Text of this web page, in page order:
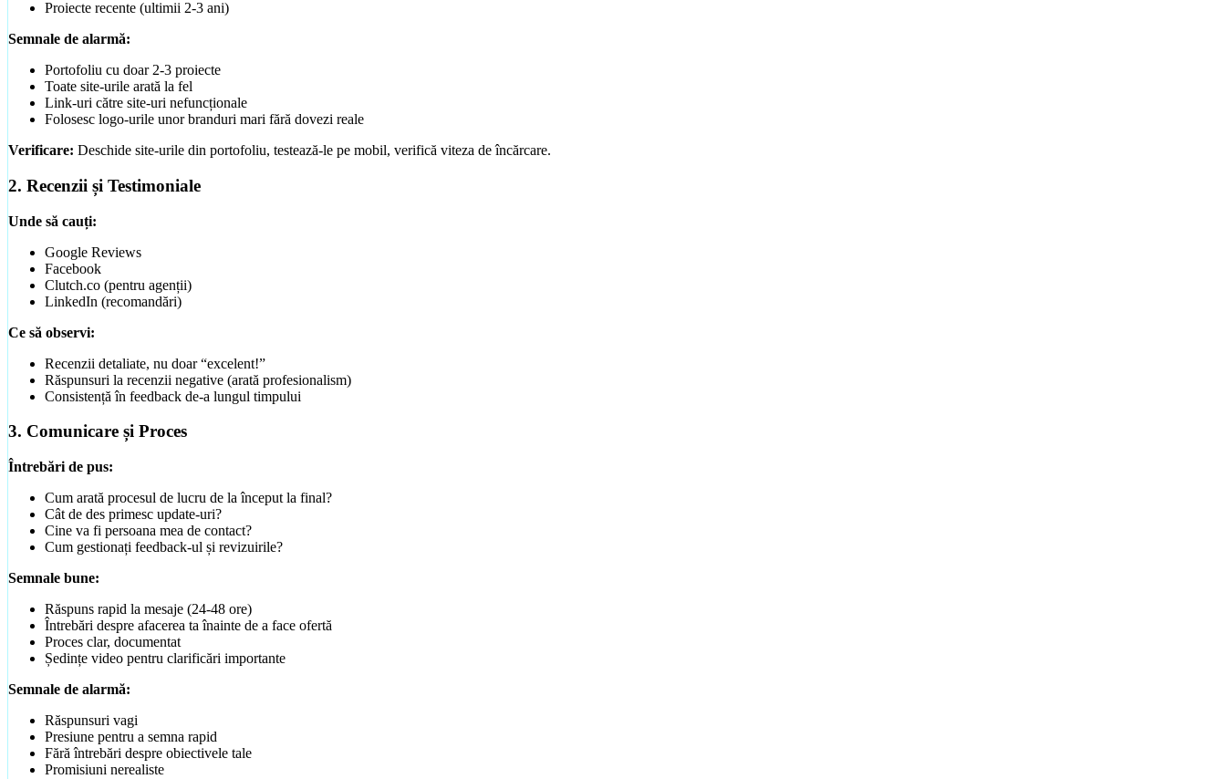
Proiecte recente (ultimii 2-3 ani)
Semnale de alarmă:
Portofoliu cu doar 2-3 proiecte
Toate site-urile arată la fel
Link-uri către site-uri nefuncționale
Folosesc logo-urile unor branduri mari fără dovezi reale
Verificare: Deschide site-urile din portofoliu, testează-le pe mobil, verifică viteza de încărcare.
2. Recenzii și Testimoniale
Unde să cauți:
Google Reviews
Facebook
Clutch.co (pentru agenții)
LinkedIn (recomandări)
Ce să observi:
Recenzii detaliate, nu doar “excelent!”
Răspunsuri la recenzii negative (arată profesionalism)
Consistență în feedback de-a lungul timpului
3. Comunicare și Proces
Întrebări de pus:
Cum arată procesul de lucru de la început la final?
Cât de des primesc update-uri?
Cine va fi persoana mea de contact?
Cum gestionați feedback-ul și revizuirile?
Semnale bune:
Răspuns rapid la mesaje (24-48 ore)
Întrebări despre afacerea ta înainte de a face ofertă
Proces clar, documentat
Ședințe video pentru clarificări importante
Semnale de alarmă:
Răspunsuri vagi
Presiune pentru a semna rapid
Fără întrebări despre obiectivele tale
Promisiuni nerealiste